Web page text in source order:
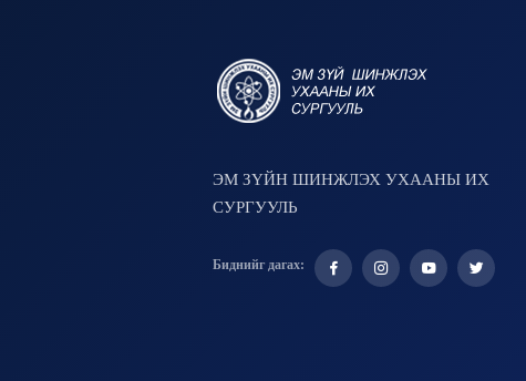
ЭМ ЗҮЙН ШИНЖЛЭХ УХААНЫ ИХ
СУРГУУЛЬ
Биднийг дагах: